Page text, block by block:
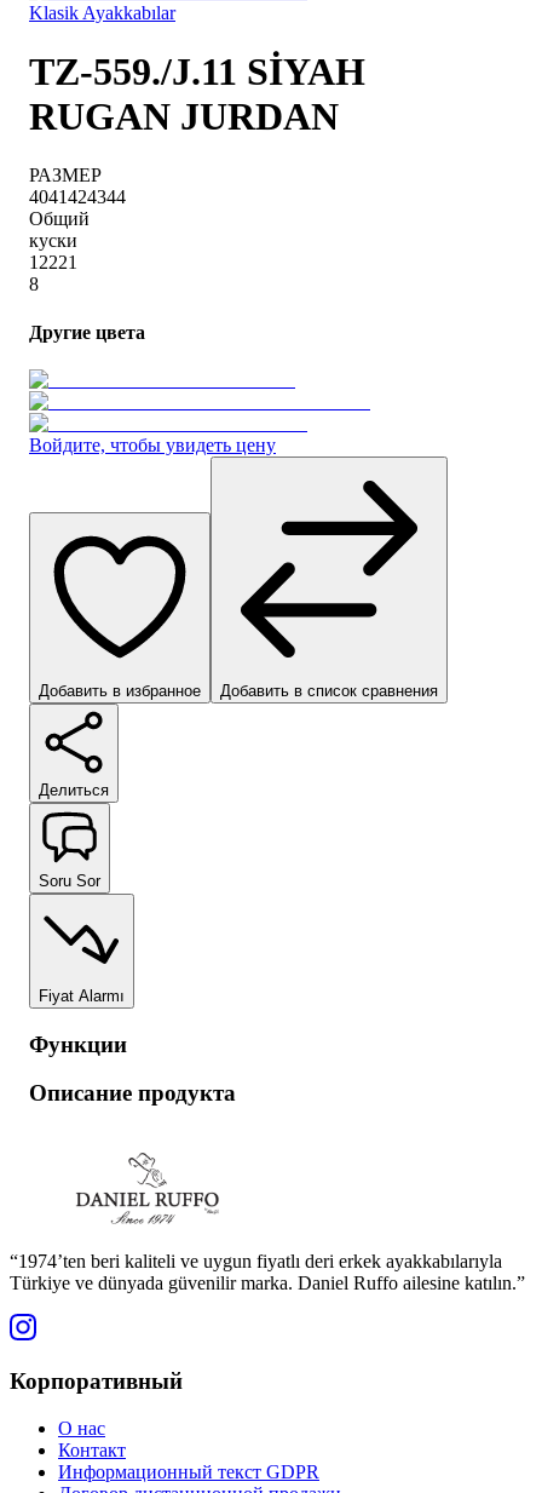
Klasik Ayakkabılar
TZ-559./J.11 SİYAH
RUGAN JURDAN
РАЗМЕР
4041424344
Общий
куски
12221
8
Другие цвета
Войдите, чтобы увидеть цену
Добавить в избранное Добавить в список сравнения
Делиться
Soru Sor
Fiyat Alarmı
Функции
Описание продукта
“1974’ten beri kaliteli ve uygun fiyatlı deri erkek ayakkabılarıyla
Türkiye ve dünyada güvenilir marka. Daniel Ruffo ailesine katılın.”
Корпоративный
О нас
Контакт
Информационный текст GDPR